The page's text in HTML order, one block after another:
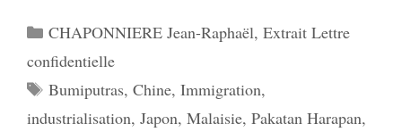
Catégories
CHAPONNIERE Jean-Raphaël, Extrait Lettre
confidentielle
Étiquettes
Bumiputras, Chine, Immigration,
industrialisation, Japon, Malaisie, Pakatan Harapan,